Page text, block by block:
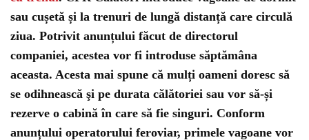
sau cușetă și la trenuri de lungă distanță care circulă
ziua. Potrivit anunțului făcut de directorul
companiei, acestea vor fi introduse săptămâna
aceasta. Acesta mai spune că mulți oameni doresc să
se odihnească şi pe durata călătoriei sau vor să-și
rezerve o cabină în care să fie singuri. Conform
anunțului operatorului feroviar, primele vagoane vor